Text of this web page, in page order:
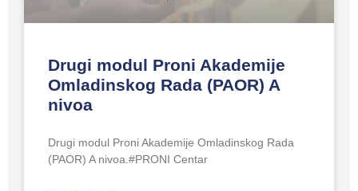
Drugi modul Proni Akademije
Omladinskog Rada (PAOR) A
nivoa
Drugi modul Proni Akademije Omladinskog Rada
(PAOR) A nivoa.#PRONI Centar